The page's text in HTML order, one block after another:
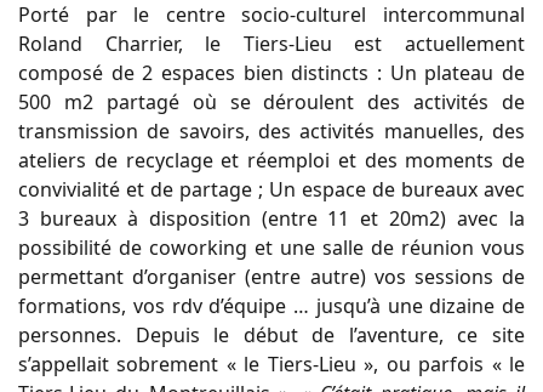
Porté par le centre socio-culturel intercommunal
Roland Charrier, le Tiers-Lieu est actuellement
composé de 2 espaces bien distincts : Un plateau de
500 m2 partagé où se déroulent des activités de
transmission de savoirs, des activités manuelles, des
ateliers de recyclage et réemploi et des moments de
convivialité et de partage ; Un espace de bureaux avec
3 bureaux à disposition (entre 11 et 20m2) avec la
possibilité de coworking et une salle de réunion vous
permettant d’organiser (entre autre) vos sessions de
formations, vos rdv d’équipe … jusqu’à une dizaine de
personnes. Depuis le début de l’aventure, ce site
s’appellait sobrement « le Tiers-Lieu », ou parfois « le